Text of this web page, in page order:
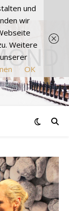
und
wir
Weitere
OK